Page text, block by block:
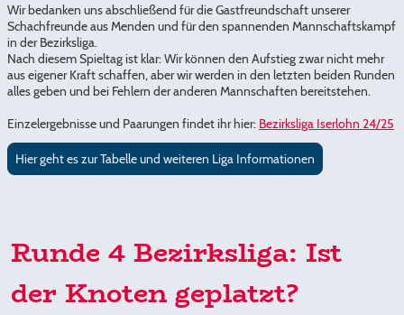
Hier geht es zur Tabelle und weiteren Liga Informationen
Wir bedanken uns abschließend für die Gastfreundschaft unserer
Schachfreunde aus Menden und für den spannenden Mannschaftskampf
in der Bezirksliga.
Nach diesem Spieltag ist klar: Wir können den Aufstieg zwar nicht mehr
aus eigener Kraft schaffen, aber wir werden in den letzten beiden Runden
alles geben und bei Fehlern der anderen Mannschaften bereitstehen.
Einzelergebnisse und Paarungen findet ihr hier: Bezirksliga Iserlohn 24/25
Runde 4 Bezirksliga: Ist
der Knoten geplatzt?